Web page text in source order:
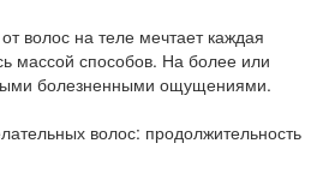
волос на теле мечтает каждая
массой способов. На более или
болезненными ощущениями.
волос: продолжительность